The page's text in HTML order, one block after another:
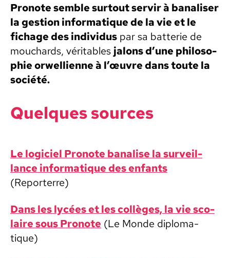
Pronote sem­ble surtout servir à banalis­er
la ges­tion infor­ma­tique de la vie et le
fichage des indi­vidus par sa bat­terie de
mouchards, véri­ta­bles jalons d’une philoso­
phie orwelli­enne à l’œuvre dans toute la
société.
Quelques sources
Le logi­ciel Pronote banalise la sur­veil­
lance infor­ma­tique des enfants
(Reporterre)
Dans les lycées et les col­lèges, la vie sco­
laire sous Pronote (Le Monde diplo­ma­
tique)